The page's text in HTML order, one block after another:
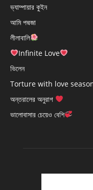
ভ্যাম্পায়ার কুইন
আমি পদ্মজা
লীলাবালি
Infinite Love
ভিলেন
Torture with love
অন্তরালের অনুরাগ
ভালোবাসার চেয়েও বেশি